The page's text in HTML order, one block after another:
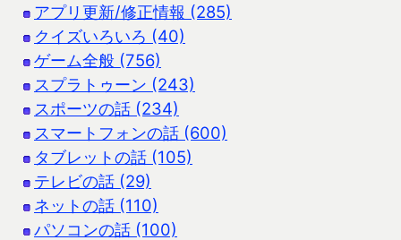
アプリ更新/修正情報 (285)
クイズいろいろ (40)
ゲーム全般 (756)
スプラトゥーン (243)
スポーツの話 (234)
スマートフォンの話 (600)
タブレットの話 (105)
テレビの話 (29)
ネットの話 (110)
パソコンの話 (100)